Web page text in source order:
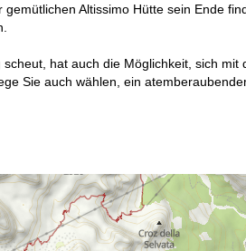
gemütlichen Altissimo Hütte sein Ende
scheut, hat auch die Möglichkeit, sich
Sie auch wählen, ein